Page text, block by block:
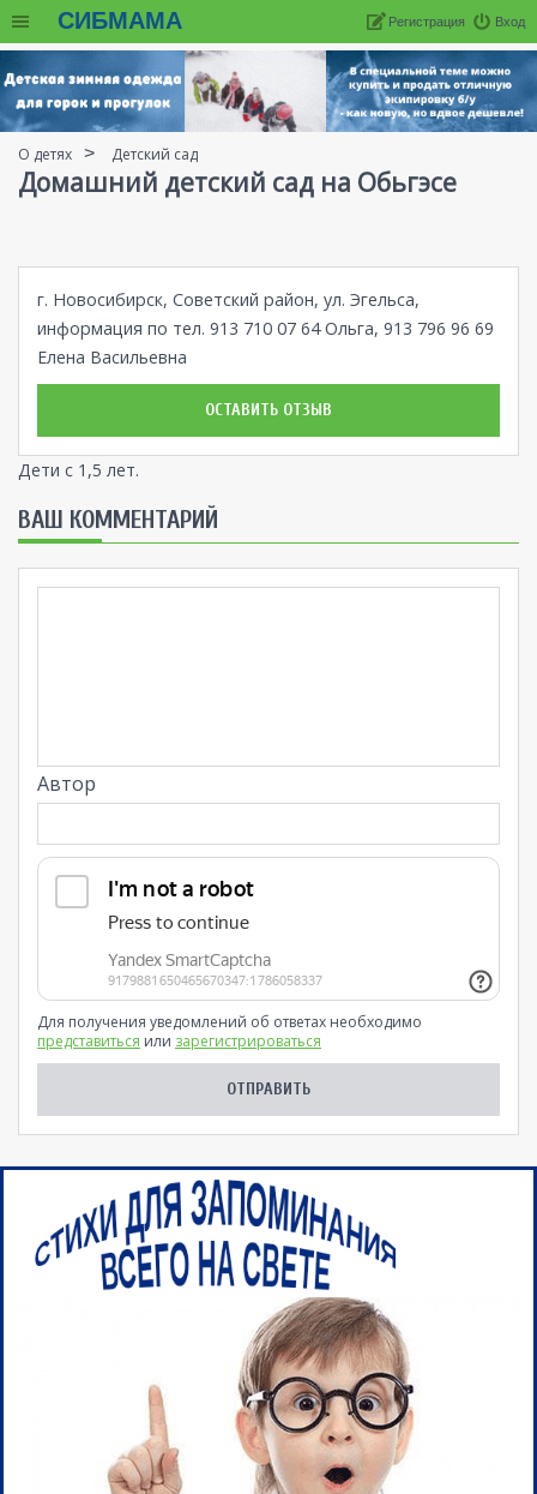
СИБМАМА Вход
Регистрация
О детях Детский сад
Домашний детский сад на Обьгэсе
г. Новосибирск, Советский район, ул. Эгельса,
информация по тел. 913 710 07 64 Ольга, 913 796 96 69
Елена Васильевна
ОСТАВИТЬ ОТЗЫВ
Дети с 1,5 лет.
ВАШ КОММЕНТАРИЙ
Автор
Для получения уведомлений об ответах необходимо
представиться или зарегистрироваться